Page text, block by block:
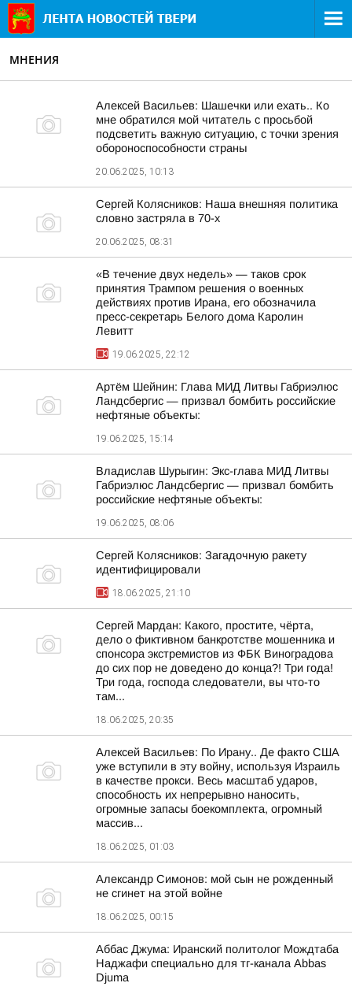
МНЕНИЯ
Алексей Васильев: Шашечки или ехать.. Ко
мне обратился мой читатель с просьбой
подсветить важную ситуацию, с точки зрения
обороноспособности страны
20.06.2025, 10:13
Сергей Колясников: Наша внешняя политика
словно застряла в 70-х
20.06.2025, 08:31
«В течение двух недель» — таков срок
принятия Трампом решения о военных
действиях против Ирана, его обозначила
пресс-секретарь Белого дома Каролин
Левитт
19.06.2025, 22:12
Артём Шейнин: Глава МИД Литвы Габриэлюс
Ландсбергис — призвал бомбить российские
нефтяные объекты:
19.06.2025, 15:14
Владислав Шурыгин: Экс-глава МИД Литвы
Габриэлюс Ландсбергис — призвал бомбить
российские нефтяные объекты:
19.06.2025, 08:06
Сергей Колясников: Загадочную ракету
идентифицировали
18.06.2025, 21:10
Сергей Мардан: Какого, простите, чёрта,
дело о фиктивном банкротстве мошенника и
спонсора экстремистов из ФБК Виноградова
до сих пор не доведено до конца?! Три года!
Три года, господа следователи, вы что-то
там...
18.06.2025, 20:35
Алексей Васильев: По Ирану.. Де факто США
уже вступили в эту войну, используя Израиль
в качестве прокси. Весь масштаб ударов,
способность их непрерывно наносить,
огромные запасы боекомплекта, огромный
массив...
18.06.2025, 01:03
Александр Симонов: мой сын не рожденный
не сгинет на этой войне
18.06.2025, 00:15
Аббас Джума: Иранский политолог Мождтаба
Наджафи специально для тг-канала Abbas
Djuma